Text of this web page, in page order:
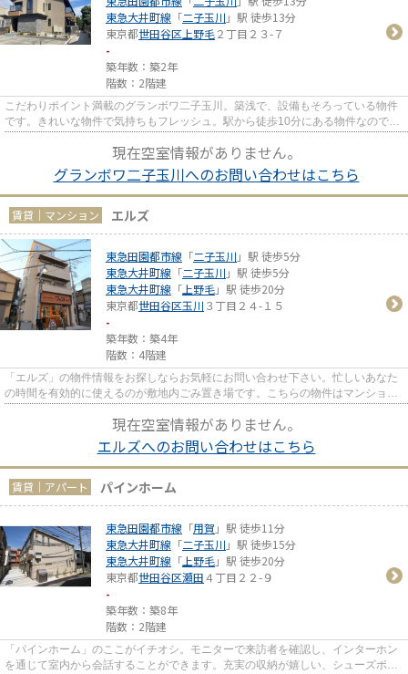
東急大井町線 「二子玉川 」駅 徒歩13分
東京都世田谷区 上野毛２丁目２３-７
-
築年数：築2年
階数：2階建
こだわりポイント満載のグランボワ二子玉川。築浅で、設備もそろっている物件
です。きれいな物件で気持ちもフレッシュ。駅から徒歩10分にある物件なので、
現在空室情報がありません。
グランボワ二子玉川へのお問い合わせはこちら
賃貸｜マンション エルズ
東急田園都市線 「二子玉川 」駅 徒歩5分
東急大井町線 「二子玉川 」駅 徒歩5分
東急大井町線 「 上野毛」駅 徒歩20分
東京都世田谷区玉川 ３丁目２４-１５
-
築年数：築4年
階数：4階建
「エルズ」の物件情報をお探しならお気軽にお問い合わせ下さい。忙しいあなた
の時間を有効的に使えるのが敷地内ごみ置き場です。こちらの物件はマンション
現在空室情報がありません。
エルズへのお問い合わせはこちら
賃貸｜アパート パインホーム
東急田園都市線 「用賀 」駅 徒歩11分
東急大井町線 「二子玉川 」駅 徒歩15分
東急大井町線 「 上野毛」駅 徒歩20分
東京都世田谷区瀬田４丁目２２-９
-
築年数：築8年
階数：2階建
「パインホーム」のここがイチオシ。モニターで来訪者を確認し、インターホン
を通じて室内から会話することができます。充実の収納が嬉しい、シューズボッ